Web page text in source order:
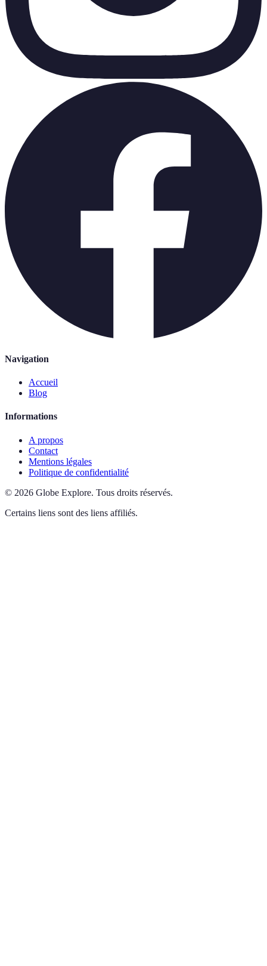
Navigation
Accueil
Blog
Informations
A propos
Contact
Mentions légales
Politique de confidentialité
© 2026 Globe Explore. Tous droits réservés.
Certains liens sont des liens affiliés.